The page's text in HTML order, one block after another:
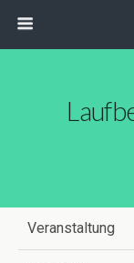
Veranstaltung